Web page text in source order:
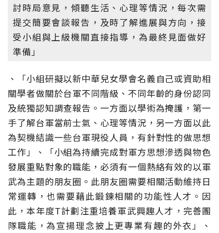
討時局意見，傾聽生活、心理等情況，每次需
提交簡要會談報告，及時了解進展與方向，接
受小組與上級機關直接指導，為最終見面做好
準備」
、「小組研擬以新中華兒女學會名義自己或資助相
關學者做關於台軍不同階級、不同年齡的身份認同
及統獨認知調查報告。一方面以學術為掩護，第一
手了解台軍當前士氣、心理等情況，另一方面以此
為契機結識一些台軍現役人員，有針對性的做思想
工作」、「小組為持續完成對軍方思想滲透與物色
發展重點對象的職能，必須有一個熱絡有效的以軍
武為主題的朋友圈。此朋友圈需要相關活動維持日
常運轉，也需要藉此鍛鍊相關的功能性人才。因
此，本年度T計劃注重培養軍武興趣人才，完善團
隊職能，為宣揚理念披上更專業有趣的外衣」、